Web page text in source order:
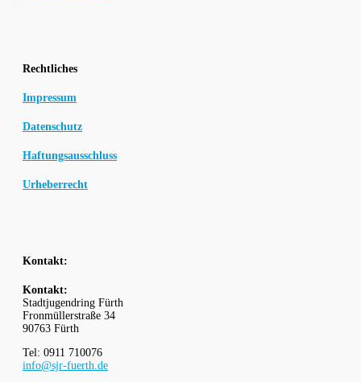
Rechtliches
Impressum
Datenschutz
Haftungsausschluss
Urheberrecht
Kontakt:
Kontakt:
Stadtjugendring Fürth
Fronmüllerstraße 34
90763 Fürth
Tel: 0911 710076
info@sjr-fuerth.de